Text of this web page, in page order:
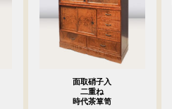
面取硝子入
二重ね
時代茶箪笥